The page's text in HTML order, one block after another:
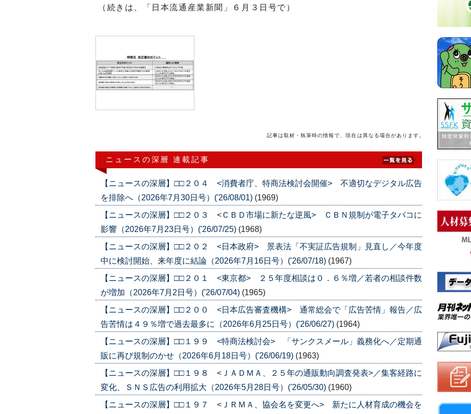
（続きは、「日本流通産業新聞」６月３日号で）
記事は取材・執筆時の情報で、現在は異なる場合があります。
ニュースの深層 連載記事
【ニュースの深層】□□２０４ <消費者庁、特商法検討会開催> 不適切なデジタル広告
を排除へ（2026年7月30日号）('26/08/01) (1969)
【ニュースの深層】□□２０３ <ＣＢＤ市場に新たな逆風> ＣＢＮ規制が電子タバコに
影響（2026年7月23日号）('26/07/25) (1968)
【ニュースの深層】□□２０２ <日本政府> 景表法「不実証広告規制」見直し／今年度
中に検討開始、来年度に結論（2026年7月16日号）('26/07/18) (1967)
【ニュースの深層】□□２０１ <東京都> ２５年度相談は０．６％増／若者の相談件数
が増加（2026年7月2日号）('26/07/04) (1965)
【ニュースの深層】□□２００ <日本広告審査機構> 通常総会で「広告苦情」報告／広
告苦情は４９％増で過去最多に（2026年6月25日号）('26/06/27) (1964)
【ニュースの深層】□□１９９ <特商法検討会> 「サンクスメール」義務化へ／定期通
販に再び規制のかせ（2026年6月18日号）('26/06/19) (1963)
【ニュースの深層】□□１９８ <ＪＡＤＭＡ、２５年の通販動向調査発表>／集客経路に
変化、ＳＮＳ広告の利用拡大（2026年5月28日号）('26/05/30) (1960)
【ニュースの深層】□□１９７ <ＪＲＭＡ、協会名を変更へ> 新たに人材育成の機会を